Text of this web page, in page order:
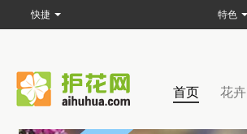
首页 花卉
快捷 特色